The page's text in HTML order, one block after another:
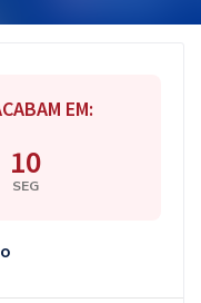
EM:
09
SEG